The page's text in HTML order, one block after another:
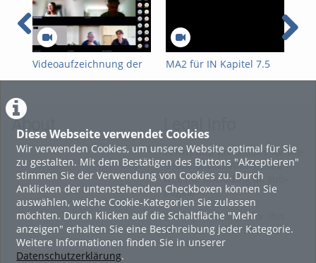
Diese Webseite verwendet Cookies
Wir verwenden Cookies, um unsere Website optimal für Sie
zu gestalten. Mit dem Bestätigen des Buttons "Akzeptieren"
stimmen Sie der Verwendung von Cookies zu. Durch
Anklicken der untenstehenden Checkboxen können Sie
auswählen, welche Cookie-Kategorien Sie zulassen
möchten. Durch Klicken auf die Schaltfläche "Mehr
anzeigen" erhalten Sie eine Beschreibung jeder Kategorie.
Weitere Informationen finden Sie in unserer
Datenschutzerklärung.
Videoaufzeichnung der
FWPM-
MA2 für IN Kapitel 7.5
Mehrdimensionale
About Legal Info
Terms and Conditions for the
Usage of this ViMP based
website (including all sub-
pages)
Privacy Statement for this
ViMP based Website incl.
Sub-pages